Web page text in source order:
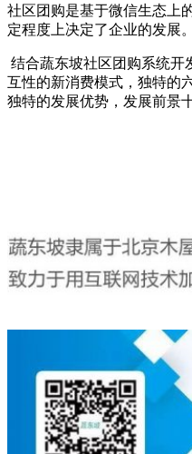
社区团购是基于微信生态上
定程度上决定了企业的发展。
结合蔬东坡社区团购系统开
互性的新消费模式，独特的
独特的发展优势，发展前景